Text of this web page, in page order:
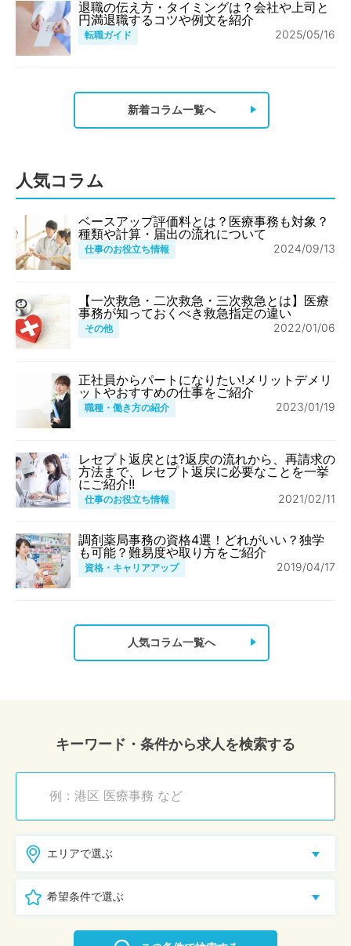
退職の伝え方・タイミングは？会社や上司と
円満退職するコツや例文を紹介
転職ガイド 2025/05/16
新着コラム一覧へ
人気コラム
ベースアップ評価料とは？医療事務も対象？
種類や計算・届出の流れについて
仕事のお役立ち情報 2024/09/13
【一次救急・二次救急・三次救急とは】医療
事務が知っておくべき救急指定の違い
その他 2022/01/06
正社員からパートになりたい!メリットデメリ
ットやおすすめの仕事をご紹介
職種・働き方の紹介 2023/01/19
レセプト返戻とは?返戻の流れから、再請求の
方法まで、レセプト返戻に必要なことを一挙
にご紹介!!
仕事のお役立ち情報 2021/02/11
調剤薬局事務の資格4選！どれがいい？独学
も可能？難易度や取り方をご紹介
資格・キャリアアップ 2019/04/17
人気コラム一覧へ
キーワード・条件から求人を検索する
エリアで選ぶ
希望条件で選ぶ